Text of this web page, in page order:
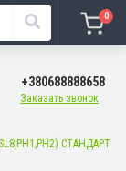
0
+380688888658
Заказать звонок
СТАНДАРТ